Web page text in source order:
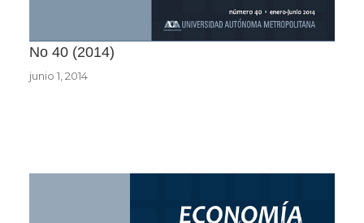
No 40 2014
junio 1, 2014